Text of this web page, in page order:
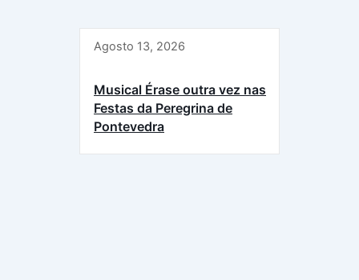
Agosto 13, 2026
Musical Érase outra vez nas
Festas da Peregrina de
Pontevedra